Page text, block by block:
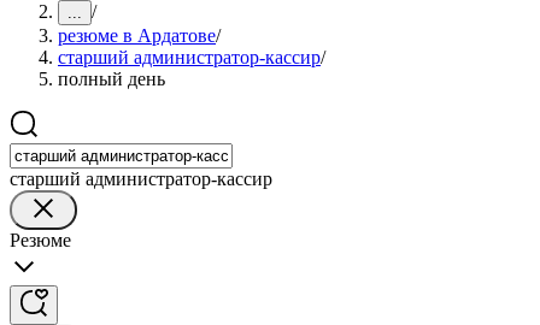
... /
резюме в Ардатове/
старший администратор-кассир/
полный день
старший администратор-кассир
Резюме